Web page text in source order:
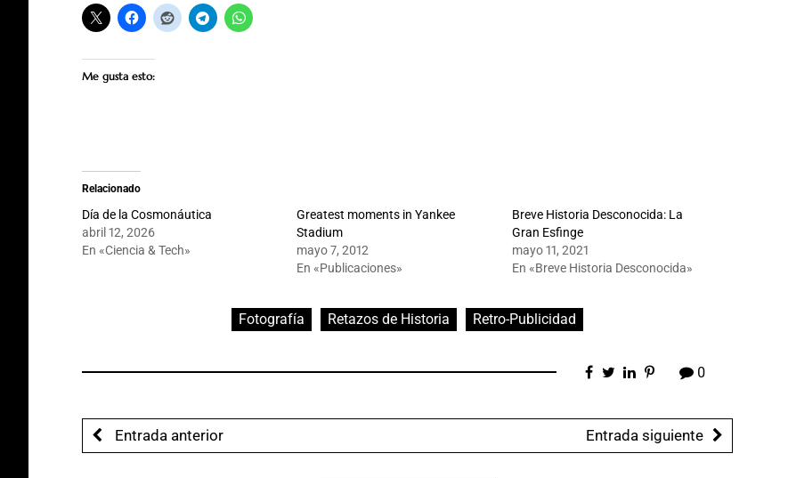
Me gusta esto:
Relacionado
Día de la Cosmonáutica
abril 12, 2026
En «Ciencia & Tech»
Greatest moments in Yankee
Stadium
mayo 7, 2012
En «Publicaciones»
Breve Historia Desconocida: La
Gran Esfinge
mayo 11, 2021
En «Breve Historia Desconocida»
Fotografía Retazos de Historia Retro-Publicidad
0
Entrada anterior Entrada siguiente